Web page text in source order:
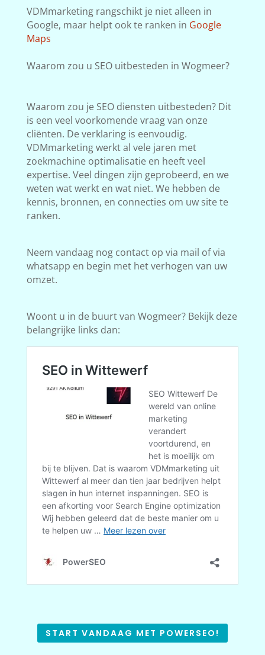
VDMmarketing rangschikt je niet alleen in
Google, maar helpt ook te ranken in Google
Maps
Waarom zou u SEO uitbesteden in Wogmeer?
Waarom zou je SEO diensten uitbesteden? Dit
is een veel voorkomende vraag van onze
cliënten. De verklaring is eenvoudig.
VDMmarketing werkt al vele jaren met
zoekmachine optimalisatie en heeft veel
expertise. Veel dingen zijn geprobeerd, en we
weten wat werkt en wat niet. We hebben de
kennis, bronnen, en connecties om uw site te
ranken.
Neem vandaag nog contact op via mail of via
whatsapp en begin met het verhogen van uw
omzet.
Woont u in de buurt van Wogmeer? Bekijk deze
belangrijke links dan:
START VANDAAG MET POWERSEO!